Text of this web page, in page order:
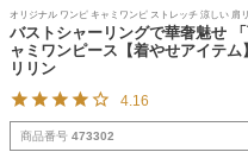
オリジナル ワンピ キャミワンピ ストレッチ 涼しい 肩
バストシャーリングで華奢魅せ
ャミワンピース【着やせアイテ
リリン
4.16
商品番号 473302